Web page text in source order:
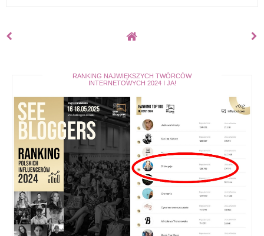
RANKING NAJWIĘKSZYCH TWÓRCÓW
INTERNETOWYCH 2024 I JA!